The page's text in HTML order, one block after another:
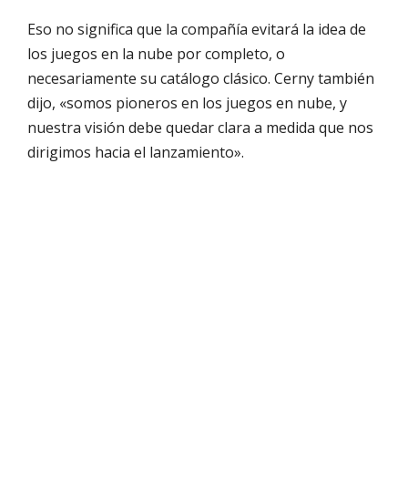
Eso no significa que la compañía evitará la idea de
los juegos en la nube por completo, o
necesariamente su catálogo clásico. Cerny también
dijo, «somos pioneros en los juegos en nube, y
nuestra visión debe quedar clara a medida que nos
dirigimos hacia el lanzamiento».